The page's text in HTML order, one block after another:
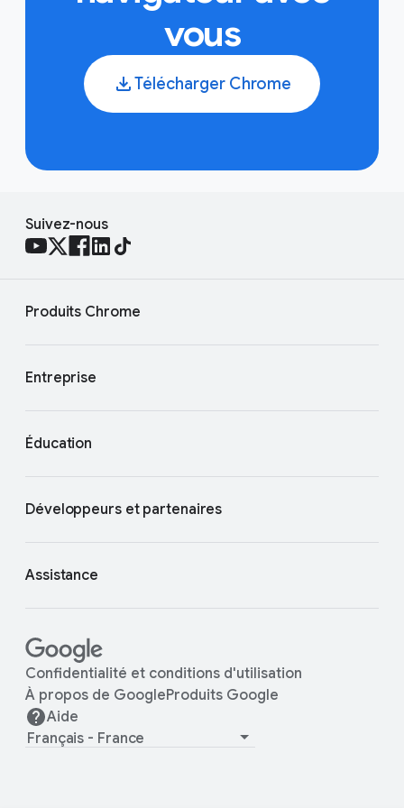
vous
Télécharger Chrome
Suivez-nous
Produits Chrome
Entreprise
Éducation
Développeurs et partenaires
Assistance
Confidentialité et conditions d'utilisation
À propos de GoogleProduits Google
Aide